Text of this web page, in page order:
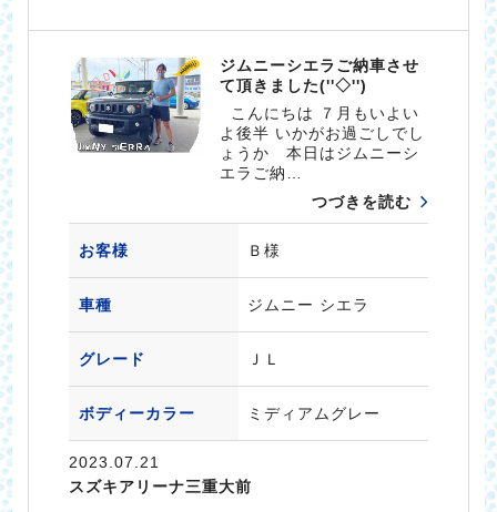
ジムニーシエラご納車させ
て頂きました(''◇'')ゞ
こんにちは ７月もいよい
よ後半 いかがお過ごしでし
ょうか 本日はジムニーシ
エラご納…
つづきを読む
お客様 Ｂ様
車種 ジムニー シエラ
グレード ＪＬ
ボディーカラー ミディアムグレー
2023.07.21
スズキアリーナ三重大前